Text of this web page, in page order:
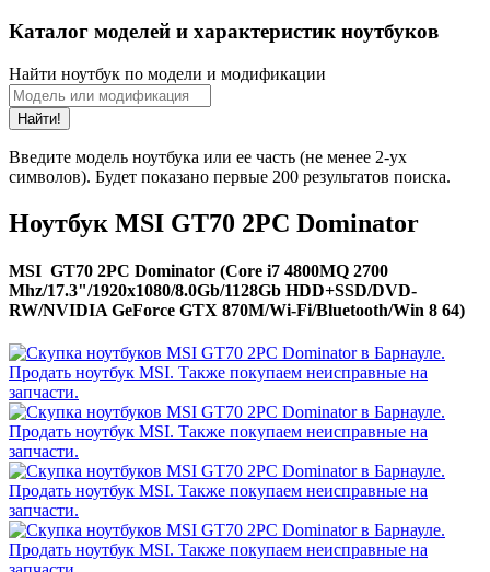
Каталог моделей и характеристик ноутбуков
Найти ноутбук по модели и модификации
Найти!
Введите модель ноутбука или ее часть (не менее 2-ух
символов). Будет показано первые 200 результатов поиска.
Ноутбук MSI GT70 2PC Dominator
MSI GT70 2PC Dominator (Core i7 4800MQ 2700
Mhz/17.3"/1920x1080/8.0Gb/1128Gb HDD+SSD/DVD-
RW/NVIDIA GeForce GTX 870M/Wi-Fi/Bluetooth/Win 8 64)